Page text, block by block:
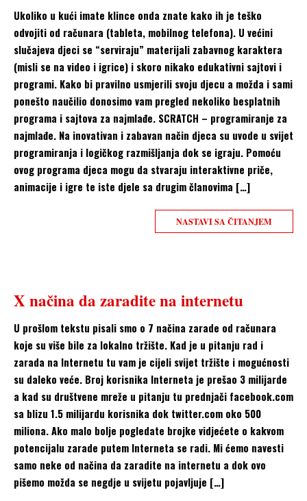
Ukoliko u kući imate klince onda znate kako ih je teško
odvojiti od računara (tableta, mobilnog telefona). U većini
slučajeva djeci se “serviraju” materijali zabavnog karaktera
(misli se na video i igrice) i skoro nikako edukativni sajtovi i
programi. Kako bi pravilno usmjerili svoju djecu a možda i sami
ponešto naučilio donosimo vam pregled nekoliko besplatnih
programa i sajtova za najmlađe. SCRATCH – programiranje za
najmlađe. Na inovativan i zabavan način djeca su uvode u svijet
programiranja i logičkog razmišljanja dok se igraju. Pomoću
ovog programa djeca mogu da stvaraju interaktivne priče,
animacije i igre te iste djele sa drugim članovima […]
NASTAVI SA ČITANJEM
X načina da zaradite na internetu
U prošlom tekstu pisali smo o 7 načina zarade od računara
koje su više bile za lokalno tržište. Kad je u pitanju rad i
zarada na Internetu tu vam je cijeli svijet tržište i mogućnosti
su daleko veće. Broj korisnika Interneta je prešao 3 milijarde
a kad su društvene mreže u pitanju tu prednjači facebook.com
sa blizu 1.5 milijardu korisnika dok twitter.com oko 500
miliona. Ako malo bolje pogledate brojke vidjećete o kakvom
potencijalu zarade putem Interneta se radi. Mi ćemo navesti
samo neke od načina da zaradite na internetu a dok ovo
pišemo možda se negdje u svijetu pojavljuje […]